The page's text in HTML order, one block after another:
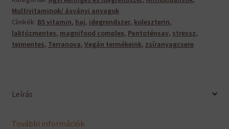
mennyiség
Multivitaminok/ ásványi anyagok
Címkék: B5 vitamin, haj, idegrendszer, koleszterin,
laktózmentes, magnifood complex, Pantoténsav, stressz,
tejmentes, Terranova, Vegán termékeink, zsíranyagcsere
Leírás
További információk